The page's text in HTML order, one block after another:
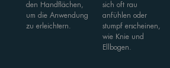
den Handflächen,
um die Anwendung
zu erleichtern.
sich oft rau
anfühlen oder
stumpf erscheinen,
wie Knie und
Ellbogen.